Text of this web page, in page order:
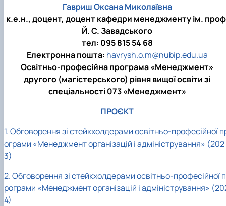
Гавриш Оксана Миколаївна
к.е.н., доцент, доцент кафедри менеджменту ім.
Й. С. Завадського
тел: 095 815 54 68
Електронна пошта: havrysh.o.m@nubip.edu.ua
Освітньо-професійна програма «Менеджмент»
другого (магістерського) рівня вищої освіти зі
спеціальності 073 «Менеджмент»
ПРОЄКТ
1. Обговорення зі стейкхолдерами освітньо-професійної
ограми «Менеджмент організацій і адміністрування» (202
3)
2. Обговорення зі стейкхолдерами освітньо-професійної п
рограми «Менеджмент організацій і адміністрування»
4)